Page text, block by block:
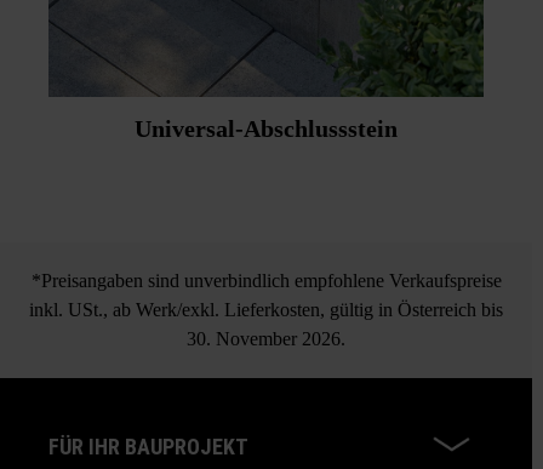
Universal-Abschlussstein
*Preisangaben sind unverbindlich empfohlene Verkaufspreise
inkl. USt., ab Werk/exkl. Lieferkosten, gültig in Österreich bis
30. November 2026.
FÜR IHR BAUPROJEKT